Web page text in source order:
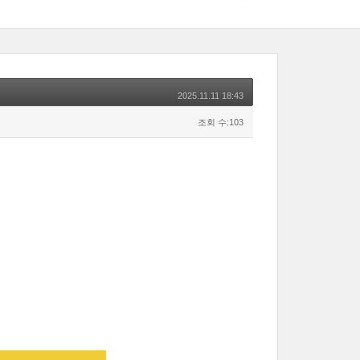
2025.11.11 18:43
조회 수:103